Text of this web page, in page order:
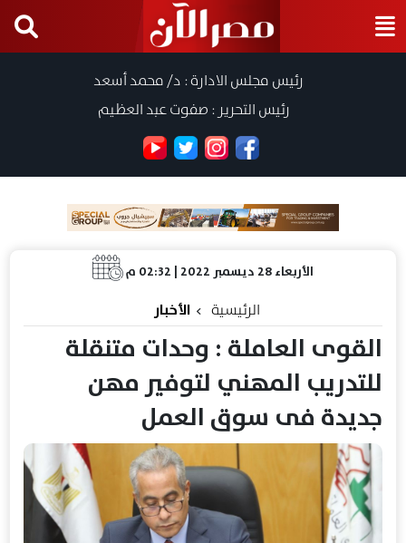
رئيس مجلس الادارة : د/ محمد أسعد
رئيس التحرير : صفوت عبد العظيم
الأربعاء 28 ديسمبر 2022 | 02:32 م
الرئيسية الأخبار
القوى العاملة : وحدات متنقلة
للتدريب المهني لتوفير مهن
جديدة فى سوق العمل